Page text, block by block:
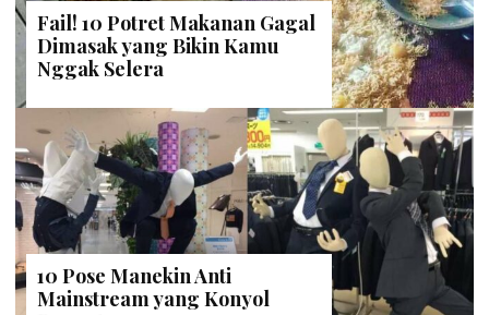
Fail! 10 Potret Makanan Gagal
Dimasak yang Bikin Kamu
Nggak Selera
10 Pose Manekin Anti
Mainstream yang Konyol